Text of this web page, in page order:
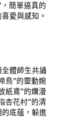
簡單逼真的
愛與感知。
體師生共誦
鳥”的靈動婉
紙鳶”的爛漫
杏花村”的清
底蘊，躲進